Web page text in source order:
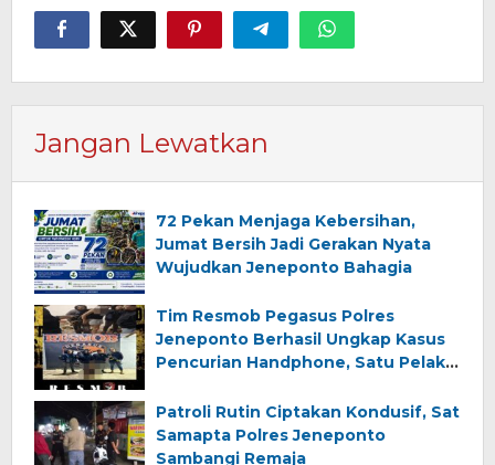
Jangan Lewatkan
72 Pekan Menjaga Kebersihan,
Jumat Bersih Jadi Gerakan Nyata
Wujudkan Jeneponto Bahagia
Tim Resmob Pegasus Polres
Jeneponto Berhasil Ungkap Kasus
Pencurian Handphone, Satu Pelaku
Patroli Rutin Ciptakan Kondusif, Sat
Samapta Polres Jeneponto
Sambangi Remaja